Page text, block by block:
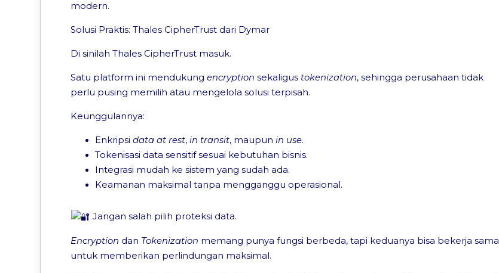
modern.
Solusi Praktis: Thales CipherTrust dari Dymar
Di sinilah Thales CipherTrust masuk.
Satu platform ini mendukungencryption sekaligus tokenization, sehingga perusahaan tidak
perlu pusing memilih atau mengelola solusi terpisah.
Keunggulannya:
Enkripsidata at rest,in transit, maupunin use.
Tokenisasi data sensitif sesuai kebutuhan bisnis.
Integrasi mudah ke sistem yang sudah ada.
Keamanan maksimal tanpa mengganggu operasional.
Jangan salah pilih proteksi data.
Encryption dan Tokenization memang punya fungsi berbeda, tapi keduanya bisa bekerja sama
untuk memberikan perlindungan maksimal.